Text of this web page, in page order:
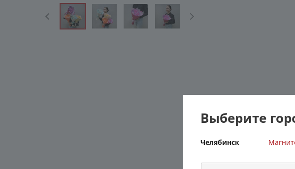
Выберите
Челябинск